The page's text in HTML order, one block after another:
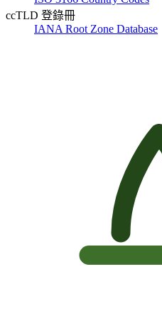
ccTLD 登錄冊
IANA Root Zone Database